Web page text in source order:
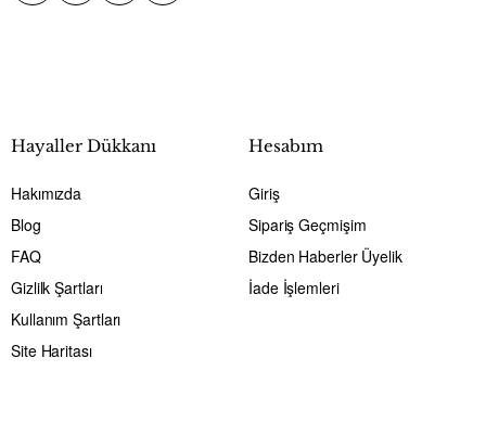
Hayaller Dükkanı
Hakımızda
Blog
FAQ
Gizlilk Şartları
Kullanım Şartları
Site Haritası
Hesabım
Giriş
Sipariş Geçmişim
Bizden Haberler Üyelik
İade İşlemleri